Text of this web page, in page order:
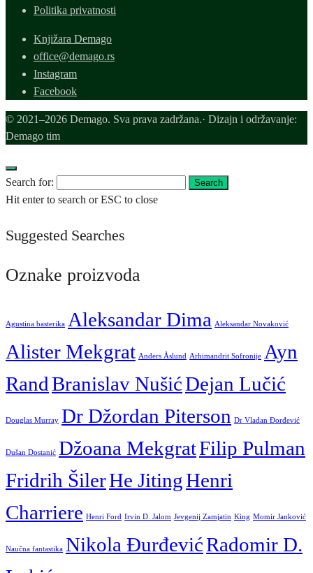
Politika privatnosti
Knjižara Demago
office@demago.rs
Instagram
Facebook
© 2021–2026 Demago. Sva prava zadržana.· Dizajn i održavanje:
Demago tim
Search for: Search
Hit enter to search or ESC to close
Suggested Searches
Oznake proizvoda
Agustina basterika Aleksandar Dima Aleksandar Novaković
Alister Mekgrat Anders Åslund Arhimandrit Sofronije Ayn
RandBranislav NušićDejan Lučić
Douglas Murray Dr Džordan Piterson Dr Vladan Đorđević
Dušan Dostanić Džoana MekgratFilip Pulman
Fridrih ŠilerHe JitingHenri
Charriere Henri Ford Irvin D. Jalom Jevgenij Zamjatin King Momir Janković
Naučna fantastika Nikola ĐurđevićRadomir D.